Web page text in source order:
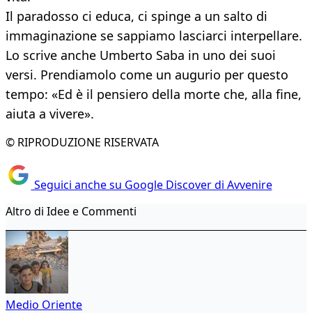
Il paradosso ci educa, ci spinge a un salto di
immaginazione se sappiamo lasciarci interpellare.
Lo scrive anche Umberto Saba in uno dei suoi
versi. Prendiamolo come un augurio per questo
tempo: «Ed è il pensiero della morte che, alla fine,
aiuta a vivere».
© RIPRODUZIONE RISERVATA
Seguici anche su Google Discover di Avvenire
Altro di Idee e Commenti
Medio Oriente